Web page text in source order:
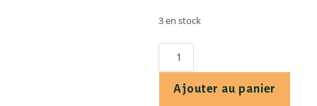
3 en stock
Ajouter au panier